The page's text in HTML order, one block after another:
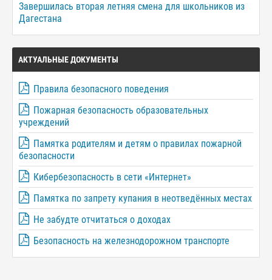
Завершилась вторая летняя смена для школьников из
Дагестана
АКТУАЛЬНЫЕ ДОКУМЕНТЫ
Правила безопасного поведения
Пожарная безопасность образовательных
учреждений
Памятка родителям и детям о правилах пожарной
безопасности
Кибербезопасность в сети «Интернет»
Памятка по запрету купания в неотведённых местах
Не забудте отчитаться о доходах
Безопасность на железнодорожном транспорте